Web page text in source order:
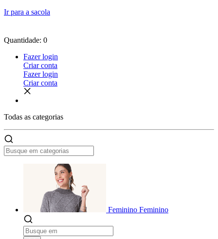
Ir para a sacola
Quantidade: 0
Fazer login
Criar conta
Fazer login
Criar conta
Todas as categorias
Feminino Feminino